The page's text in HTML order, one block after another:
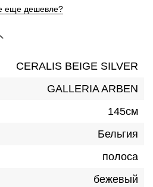
еще дешевле?
CERALIS BEIGE SILVER
GALLERIA ARBEN
145см
Бельгия
полоса
бежевый